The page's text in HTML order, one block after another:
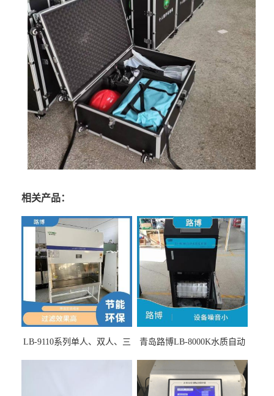
相关产品：
LB-9110系列单人、双人、三
青岛路博LB-8000K水质自动